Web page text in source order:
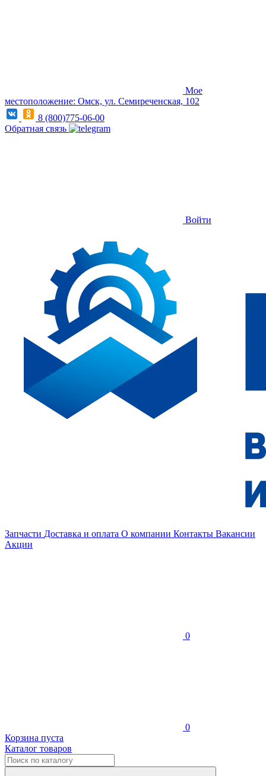
Мое
местоположение: Омск, ул. Семиреченская, 102
8 (800)775-06-00
Обратная связь
Войти
Запчасти Доставка и оплата О компании Контакты Вакансии
Акции
0
0
Корзина пуста
Каталог товаров